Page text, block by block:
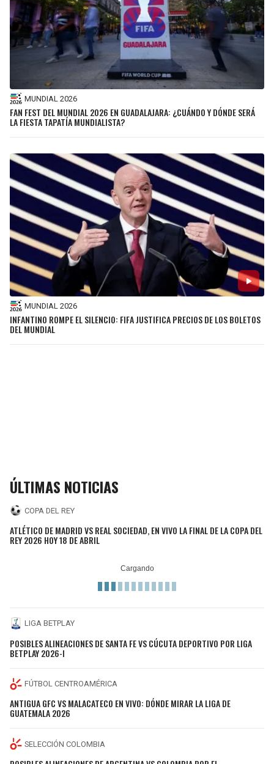
MUNDIAL 2026
FAN FEST DEL MUNDIAL 2026 EN GUADALAJARA: ¿CUÁNDO Y DÓNDE SERÁ
LA FIESTA TAPATÍA MUNDIALISTA?
MUNDIAL 2026
INFANTINO ROMPE EL SILENCIO: FIFA JUSTIFICA PRECIOS DE LOS BOLETOS
DEL MUNDIAL
ÚLTIMAS NOTICIAS
COPA DEL REY
ATLÉTICO DE MADRID VS REAL SOCIEDAD, EN VIVO LA FINAL DE LA COPA DEL
REY 2026 HOY 18 DE ABRIL
LIGA BETPLAY
POSIBLES ALINEACIONES DE SANTA FE VS CÚCUTA DEPORTIVO POR LIGA
BETPLAY 2026-I
FÚTBOL CENTROAMÉRICA
ANTIGUA GFC VS MALACATECO EN VIVO: DÓNDE MIRAR LA LIGA DE
GUATEMALA 2026
SELECCIÓN COLOMBIA